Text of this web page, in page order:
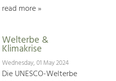
read more »
Welterbe &
Klimakrise
Wednesday, 01 May 2024
Die UNESCO-Welterbe